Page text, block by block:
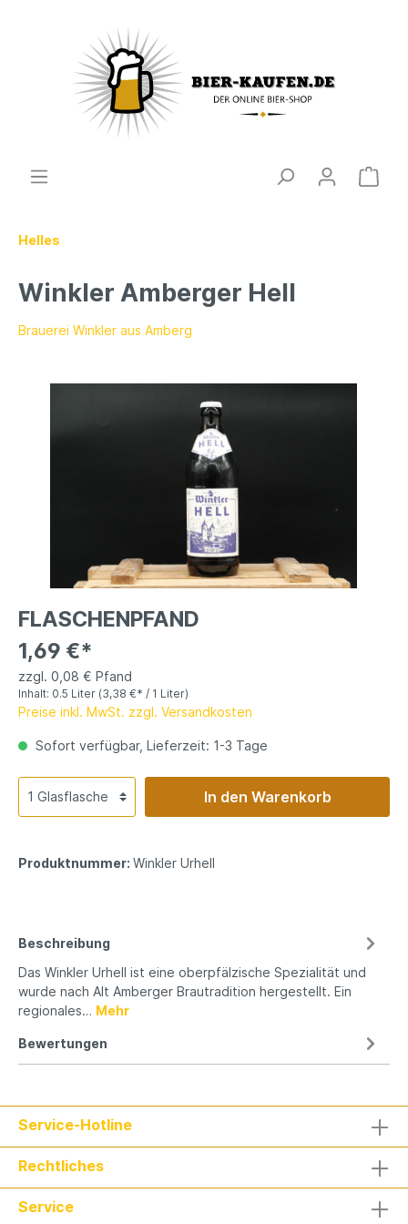
Helles
Winkler Amberger Hell
Brauerei Winkler aus Amberg
FLASCHENPFAND
1,69 €*
zzgl. 0,08 € Pfand
Inhalt: 0.5 Liter (3,38 €* / 1 Liter)
Preise inkl. MwSt. zzgl. Versandkosten
Sofort verfügbar, Lieferzeit: 1-3 Tage
In den Warenkorb
Produktnummer: Winkler Urhell
Beschreibung
Das Winkler Urhell ist eine oberpfälzische Spezialität und
wurde nach Alt Amberger Brautradition hergestellt. Ein
regionales… Mehr
Bewertungen
Service-Hotline
Rechtliches
Service